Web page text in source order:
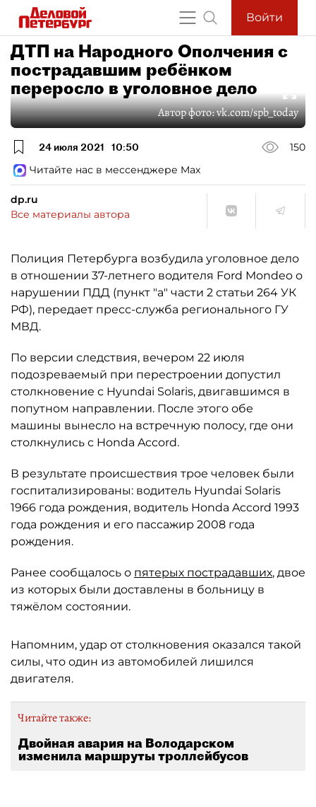
Войти
ДТП на Народного Ополчения с
пострадавшим ребёнком
переросло в уголовное дело
Автор фото:vk.com/spb_today
24 июля 2021 10:50
150
Читайте нас в мессенджере Max
dp.ru
Все материалы автора
Полиция Петербурга возбудила уголовное дело
в отношении 37-летнего водителя Ford Mondeo о
нарушении ПДД (пункт "а" части 2 статьи 264 УК
РФ), передает пресс-служба регионального ГУ
МВД.
По версии следствия, вечером 22 июля
подозреваемый при перестроении допустил
столкновение с Hyundai Solaris, двигавшимся в
попутном направлении. После этого обе
машины вынесло на встречную полосу, где они
столкнулись с Honda Accord.
В результате происшествия трое человек были
госпитализированы: водитель Hyundai Solaris
1966 года рождения, водитель Honda Accord 1993
года рождения и его пассажир 2008 года
рождения.
Ранее сообщалось о пятерых пострадавших, двое
из которых были доставлены в больницу в
тяжёлом состоянии.
Напомним, удар от столкновения оказался такой
силы, что один из автомобилей лишился
двигателя.
Читайте также:
Двойная авария на Володарском
изменила маршруты троллейбусов